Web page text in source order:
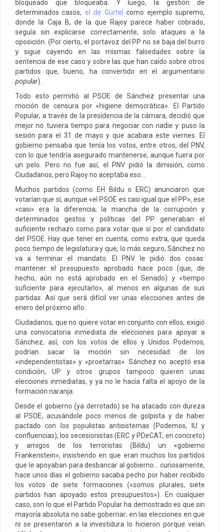
bloqueado que bloqueaba. Y luego, la gestión de
determinados casos, el de Gürtel
como ejemplo supremo,
donde la Caja B, de la que Rajoy parece haber cobrado,
seguía sin explicarse correctamente, solo ataques a la
oposición. (Por cierto, el portavoz del PP no se baja del burro
y sigue cayendo en las mismas falsedades sobre la
sentencia de ese caso y sobre las que han caído sobre otros
partidos que, bueno, ha convertido en el argumentario
popular).
Todo esto permitió al PSOE de Sánchez presentar una
moción de censura por «higiene democrática». El Partido
Popular, a través de la presidencia de la cámara, decidió que
mejor no tuviera tiempo para negociar con nadie y puso la
sesión para el 31 de mayo y que acabara este viernes. El
gobierno pensaba que tenía los votos, entre otros, del PNV,
con lo que tendría asegurado mantenerse, aunque fuera por
un pelo. Pero no fue así, el PNV pidió la dimisión, como
Ciudadanos, pero Rajoy no aceptaba eso…
Muchos partidos (como EH Bildu o ERC) anunciaron que
votarían que sí, aunque «el PSOE es casi igual que el PP», ese
«casi» era la diferencia; la mancha de la corrupción y
determinados gestos y políticas del PP generaban el
suficiente rechazo como para votar que sí por el candidato
del PSOE. Hay que tener en cuenta, como extra, que queda
poco tiempo de legislatura y que, lo más seguro, Sánchez no
va a terminar el mandato. El PNV le pidió dos cosas:
mantener el presupuesto aprobado hace poco (que, de
hecho, aún no está aprobado en el Senado) y «tiempo
suficiente para ejecutarlo», al menos en algunas de sus
partidas. Así que será difícil ver unas elecciones antes de
enero del próximo año.
Ciudadanos, que no quiere votar en conjunto con ellos, exigió
una convocatoria inmediata de elecciones para apoyar a
Sánchez, así, con los votos de ellos y Unidos Podemos,
podrían sacar la moción sin necesidad de los
«independentistas» y «proetarras». Sánchez no aceptó esa
condición, UP y otros grupos tampoco quieren unas
elecciones inmediatas, y ya no le hacía falta el apoyo de la
formación naranja.
Desde el gobierno (ya derrotado) se ha atacado con dureza
al PSOE, acusándole poco menos de golpista y de haber
pactado con los populistas antisistemas (Podemos, IU y
confluencias), los secesionistas (ERC y PDeCAT, en concreto)
y amigos de los terroristas (Bildu) un «gobierno
Frankenstein», insistiendo en que eran muchos los partidos
que le apoyaban para desbancar al gobierno… curiosamente,
hace unos días el gobierno sacaba pecho por haber recibido
los votos de siete formaciones («somos plurales, siete
partidos han apoyado estos presupuestos»). En cualquier
caso, son lo que el Partido Popular ha demostrado es que sin
mayoría absoluta no sabe gobernar; en las elecciones en que
ni se presentaron a la investidura lo hicieron porque veían